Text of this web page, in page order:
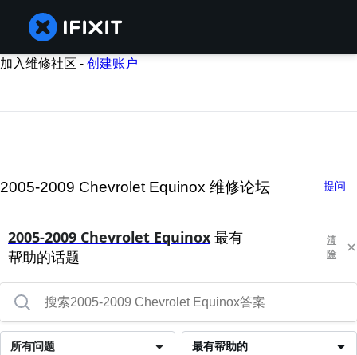
加入维修社区 -创建账户
2005-2009 Chevrolet Equinox 维修论坛 提问
2005-2009 Chevrolet Equinox 最有
帮助的话题
清
除
最有帮助的
所有问题